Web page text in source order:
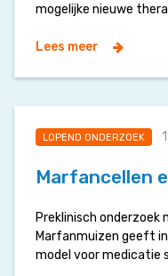
mogelijke nieuwe
Lees meer
LOPEND ONDERZOEK
Marfancellen
Preklinisch
Marfanmuizen geeft
model voor medicatie